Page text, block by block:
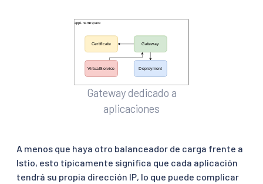
Gateway dedicado a
aplicaciones
A menos que haya otro balanceador de carga frente a
Istio, esto típicamente significa que cada aplicación
tendrá su propia dirección IP, lo que puede complicar